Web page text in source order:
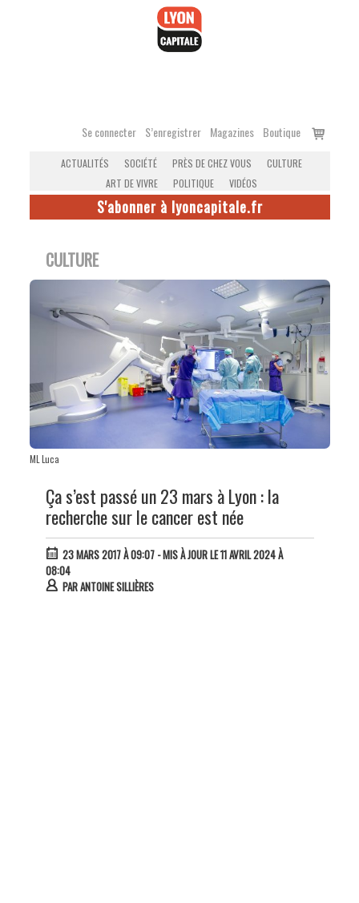
Se connecter S’enregistrer Magazines Boutique
Voir
ACTUALITÉS SOCIÉTÉ PRÈS DE CHEZ VOUS
CULTURE
ART DE VIVRE
POLITIQUE VIDÉOS
S'abonner à lyoncapitale.fr
CULTURE
ML Luca
Ça s’est passé un 23 mars à Lyon : la
recherche sur le cancer est née
23 MARS 2017 À 09:07- MIS À JOUR LE 11 AVRIL 2024 À
08:04
PARANTOINE SILLIÈRES